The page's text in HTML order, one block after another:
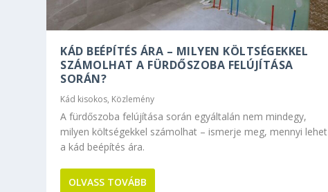
KÁD BEÉPÍTÉS ÁRA – MILYEN KÖLTSÉGEKKEL
SZÁMOLHAT A FÜRDŐSZOBA FELÚJÍTÁSA
SORÁN?
Kád kisokos, Közlemény
A fürdőszoba felújítása során egyáltalán nem mindegy,
milyen költségekkel számolhat – ismerje meg, mennyi lehet
a kád beépítés ára.
OLVASS TOVÁBB